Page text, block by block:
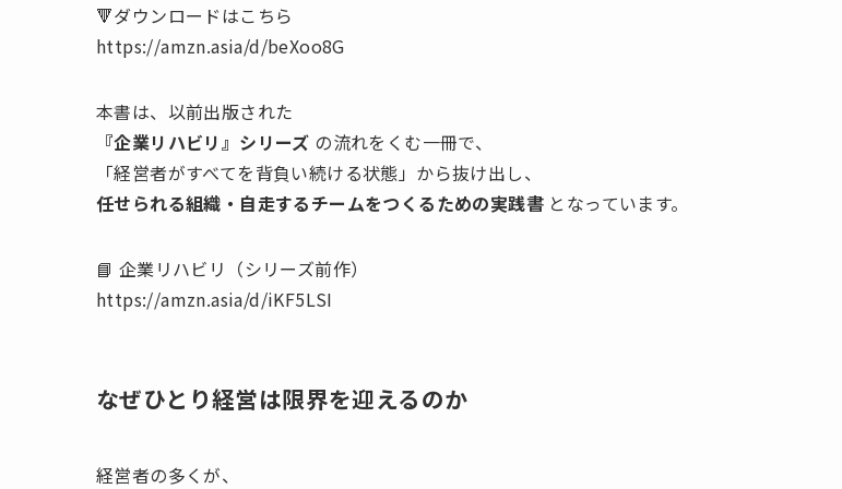
🔻ダウンロードはこちら
https://amzn.asia/d/beXoo8G
本書は、以前出版された
『企業リハビリ』シリーズ の流れをくむ一冊で、
「経営者がすべてを背負い続ける状態」から抜け出し、
任せられる組織・自走するチームをつくるための実践書 となっています。
📘 企業リハビリ（シリーズ前作）
https://amzn.asia/d/iKF5LSI
なぜひとり経営は限界を迎えるのか
経営者の多くが、